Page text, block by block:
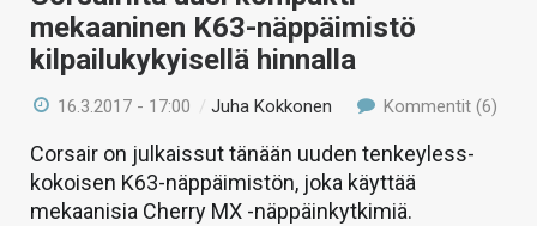
mekaaninen K63-näppäimistö
kilpailukykyisellä hinnalla
16.3.2017 - 17:00 /Juha Kokkonen Kommentit (6)
Corsair on julkaissut tänään uuden tenkeyless-
kokoisen K63-näppäimistön, joka käyttää
mekaanisia Cherry MX -näppäinkytkimiä.